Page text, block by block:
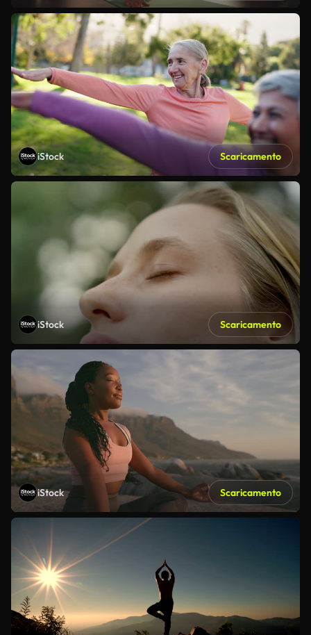
iStock Scaricamento
iStock Scaricamento
iStock Scaricamento